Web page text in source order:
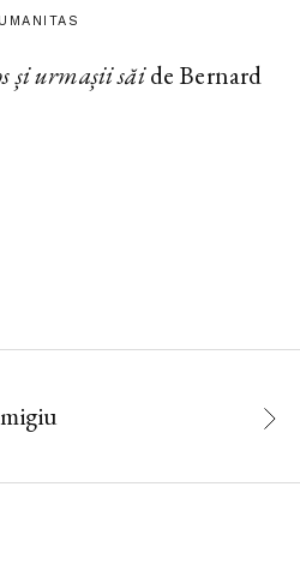
și urmașii săide Bernard